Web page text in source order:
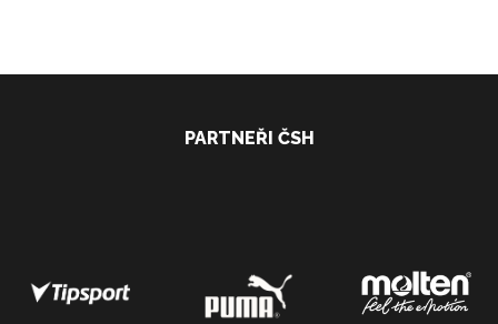
PARTNEŘI ČSH